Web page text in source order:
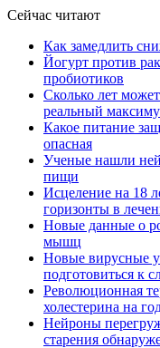
Сейчас читают
Как замедлить
Йогурт против
пробиотиков
Сколько лет
реальный
Какое питание
опасная
Ученые нашли
пищи
Исцеление на 18
горизонты в
Новые данные о
мышц
Новые вирусные
подготовиться к
Революционная
холестерина на
Нейроны
старения